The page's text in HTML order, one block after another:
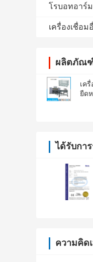
โรบอทอาร์ม
เครื่องเชื่อม
ผลิตภัณ
เค
ยืด
ได้รับกา
ความคิด